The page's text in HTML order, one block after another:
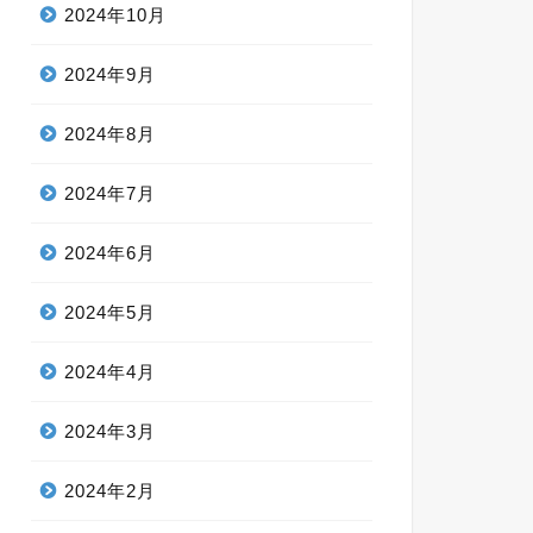
2024年10月
2024年9月
2024年8月
2024年7月
2024年6月
2024年5月
2024年4月
2024年3月
2024年2月